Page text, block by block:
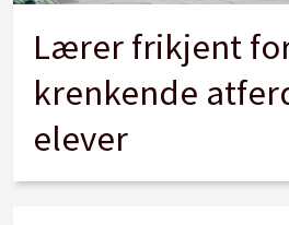
Lærer frikjent
krenkende
elever